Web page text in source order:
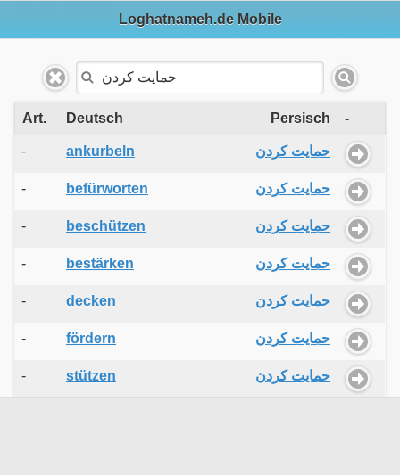
Loghatnameh.de Mobile
Art. Deutsch Persisch -
- ankurbeln حمایت کردن
- befürworten حمایت کردن
- beschützen حمایت کردن
- bestärken حمایت کردن
- decken حمایت کردن
- fördern حمایت کردن
- stützen حمایت کردن